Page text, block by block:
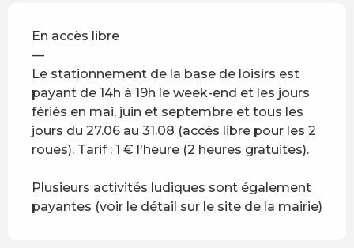
En accès libre
—
Le stationnement de la base de loisirs est
payant de 14h à 19h le week-end et les jours
fériés en mai, juin et septembre et tous les
jours du 27.06 au 31.08 (accès libre pour les 2
roues). Tarif : 1 € l'heure (2 heures gratuites).
Plusieurs activités ludiques sont également
payantes (voir le détail sur le site de la mairie)